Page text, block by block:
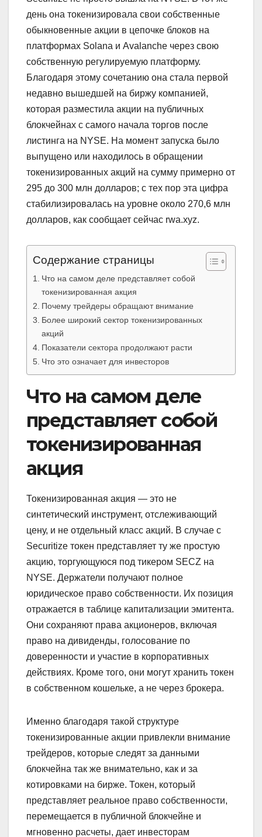
день она токенизировала свои собственные
обыкновенные акции в цепочке блоков на
платформах Solana и Avalanche через свою
собственную регулируемую платформу.
Благодаря этому сочетанию она стала первой
недавно вышедшей на биржу компанией,
которая разместила акции на публичных
блокчейнах с самого начала торгов после
листинга на NYSE. На момент запуска было
выпущено или находилось в обращении
токенизированных акций на сумму примерно от
295 до 300 млн долларов; с тех пор эта цифра
стабилизировалась на уровне около 270,6 млн
долларов, как сообщает сейчас rwa.xyz.
Содержание страницы
Что на самом деле представляет собой
токенизированная акция
Почему трейдеры обращают внимание
Более широкий сектор токенизированных
акций
Показатели сектора продолжают расти
Что это означает для инвесторов
Что на самом деле
представляет собой
токенизированная
акция
Токенизированная акция — это не
синтетический инструмент, отслеживающий
цену, и не отдельный класс акций. В случае с
Securitize токен представляет ту же простую
акцию, торгующуюся под тикером SECZ на
NYSE. Держатели получают полное
юридическое право собственности. Их позиция
отражается в таблице капитализации эмитента.
Они сохраняют права акционеров, включая
право на дивиденды, голосование по
доверенности и участие в корпоративных
действиях. Кроме того, они могут хранить токен
в собственном кошельке, а не через брокера.
Именно благодаря такой структуре
токенизированные акции привлекли внимание
трейдеров, которые следят за данными
блокчейна так же внимательно, как и за
котировками на бирже. Токен, который
представляет реальное право собственности,
перемещается в публичной блокчейне и
мгновенно расчеты, дает инвесторам